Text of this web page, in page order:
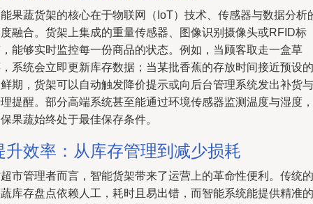
果蔬货架的核心在于物联网（IoT）技术、传感器与数据分析
融合。货架上集成的重量传感器、图像识别摄像头或RFID标
能够实时监控每一份商品的状态。例如，当顾客取走一盒草
系统会立即更新库存数据；当某批香蕉的存放时间接近预设的
期，货架可以自动触发降价提示或向后台管理系统发出补货与
提醒。部分高端系统甚至能通过环境传感器监测温度与湿度，
果蔬始终处于最佳保存条件。
升效率：从库存管理到减少损耗
市管理者而言，智能货架带来了运营上的革命性便利。传统的
库存盘点依赖人工，耗时且易出错，而智能系统能提供精准的